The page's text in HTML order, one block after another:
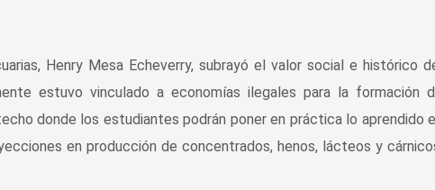
Henry Mesa Echeverry, subrayó el valor social e histórico
estuvo vinculado a economías ilegales para la formación
donde los estudiantes podrán poner en práctica lo aprendido
en producción de concentrados, henos, lácteos y